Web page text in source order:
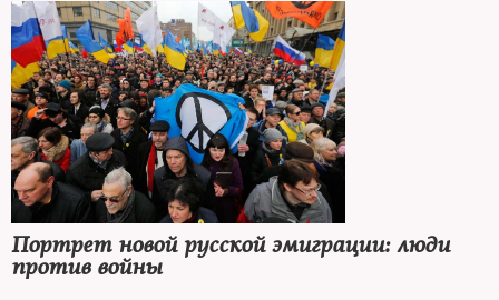
Портрет новой русской эмиграции: люди
против войны